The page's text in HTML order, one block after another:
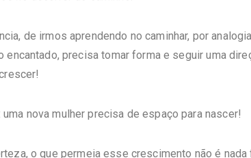
de irmos aprendendo no caminhar, por
encantado, precisa tomar forma e seguir uma
uma nova mulher precisa de espaço para nascer!
, o que permeia esse crescimento não é nada